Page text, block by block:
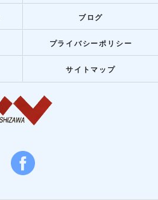
ブログ
プライバシーポリシー
サイトマップ